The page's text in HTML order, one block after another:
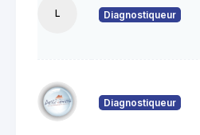
L Diagnostiqueur
Diagnostiqueur